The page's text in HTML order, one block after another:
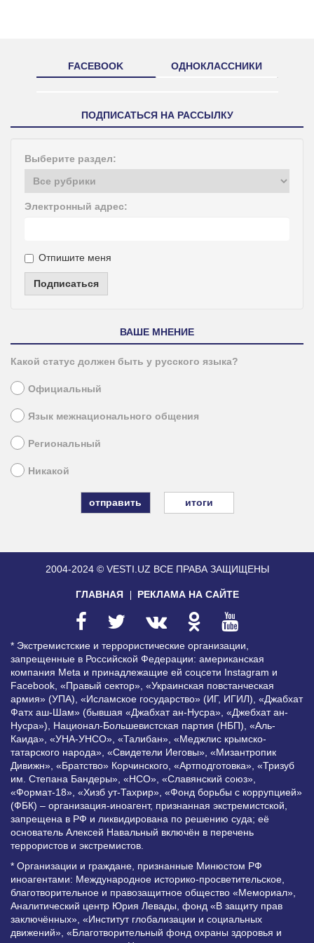
FACEBOOK ОДНОКЛАССНИКИ
ПОДПИСАТЬСЯ НА РАССЫЛКУ
Выберите раздел:
Электронный адрес:
Отпишите меня
Подписаться
ВАШЕ МНЕНИЕ
Какой статус должен быть у русского языка?
Официальный
Язык межнационального общения
Региональный
Никакой
итоги
2004-2024 © VESTI.UZ ВСЕ ПРАВА ЗАЩИЩЕНЫ
ГЛАВНАЯ РЕКЛАМА НА САЙТЕ
* Экстремистские и террористические организации,
запрещенные в Российской Федерации: американская
компания Meta и принадлежащие ей соцсети Instagram и
Facebook, «Правый сектор», «Украинская повстанческая
армия» (УПА), «Исламское государство» (ИГ, ИГИЛ), «Джабхат
Фатх аш-Шам» (бывшая «Джабхат ан-Нусра», «Джебхат ан-
Нусра»), Национал-Большевистская партия (НБП), «Аль-
Каида», «УНА-УНСО», «Талибан», «Меджлис крымско-
татарского народа», «Свидетели Иеговы», «Мизантропик
Дивижн», «Братство» Корчинского, «Артподготовка», «Тризуб
им. Степана Бандеры», «НСО», «Славянский союз»,
«Формат-18», «Хизб ут-Тахрир», «Фонд борьбы с коррупцией»
(ФБК) – организация-иноагент, признанная экстремистской,
запрещена в РФ и ликвидирована по решению суда; её
основатель Алексей Навальный включён в перечень
террористов и экстремистов.
* Организации и граждане, признанные Минюстом РФ
иноагентами: Международное историко-просветительское,
благотворительное и правозащитное общество «Мемориал»,
Аналитический центр Юрия Левады, фонд «В защиту прав
заключённых», «Институт глобализации и социальных
движений», «Благотворительный фонд охраны здоровья и